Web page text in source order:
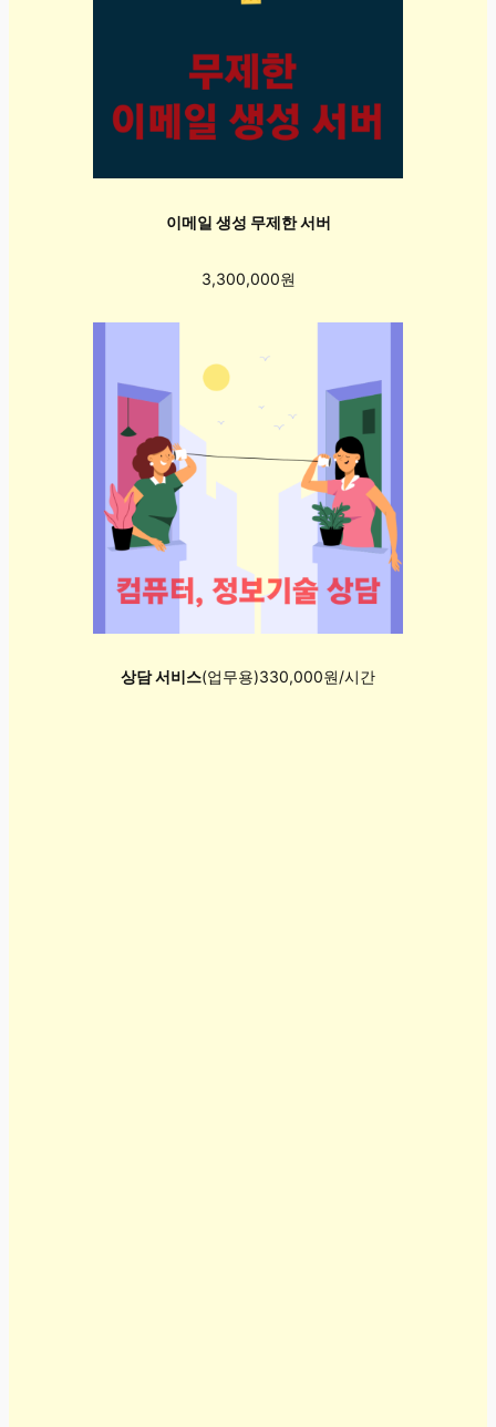
이메일 생성 무제한 서버
3,300,000원
상담 서비스(업무용)330,000원/시간